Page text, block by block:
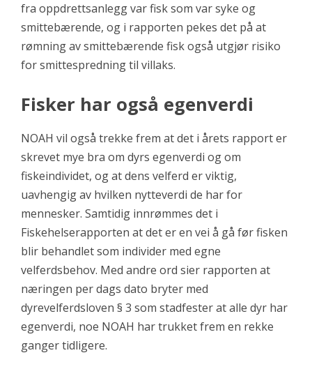
fra oppdrettsanlegg var fisk som var syke og
smittebærende, og i rapporten pekes det på at
rømning av smittebærende fisk også utgjør risiko
for smittespredning til villaks.
Fisker har også egenverdi
NOAH vil også trekke frem at det i årets rapport er
skrevet mye bra om dyrs egenverdi og om
fiskeindividet, og at dens velferd er viktig,
uavhengig av hvilken nytteverdi de har for
mennesker. Samtidig innrømmes det i
Fiskehelserapporten at det er en vei å gå før fisken
blir behandlet som individer med egne
velferdsbehov. Med andre ord sier rapporten at
næringen per dags dato bryter med
dyrevelferdsloven § 3 som stadfester at alle dyr har
egenverdi, noe NOAH har trukket frem en rekke
ganger tidligere.